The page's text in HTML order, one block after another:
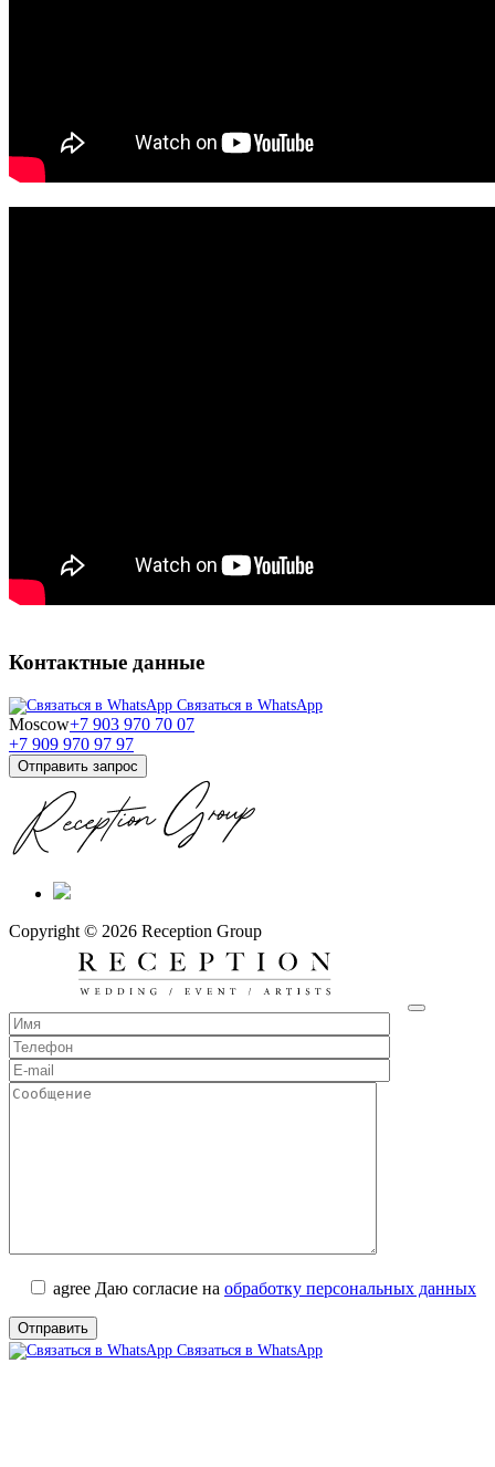
Контактные данные
Связаться в WhatsApp
Moscow+7 903 970 70 07
+7 909 970 97 97
Отправить запрос
Copyright © 2026 Reception Group
agree Даю согласие на обработку персональных данных
Связаться в WhatsApp